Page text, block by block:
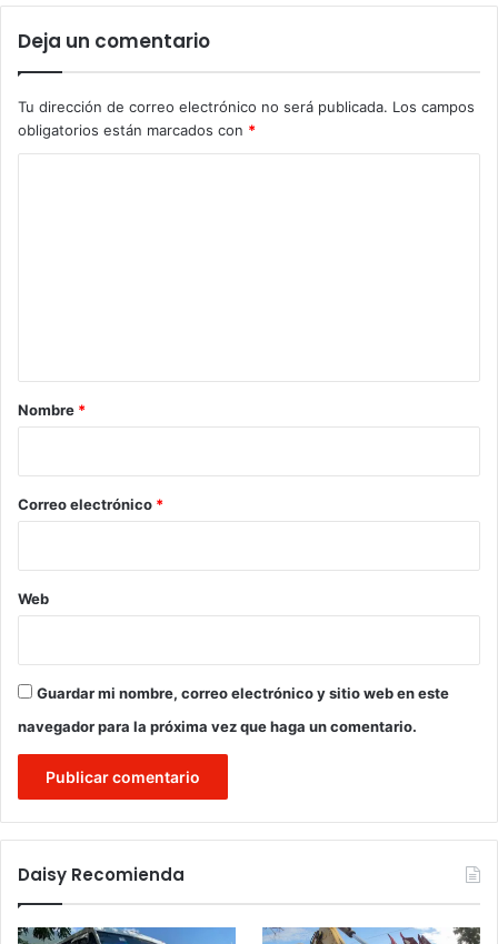
Deja un comentario
Tu dirección de correo electrónico no será publicada. Los campos
obligatorios están marcados con *
r
*
Nombre *
Correo electrónico *
Web
Guardar mi nombre, correo electrónico y sitio web en este
navegador para la próxima vez que haga un comentario.
Daisy Recomienda